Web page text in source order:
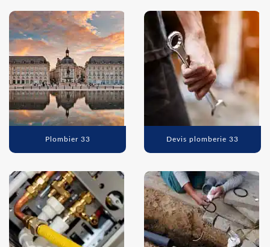
Plombier 33 Devis plomberie 33